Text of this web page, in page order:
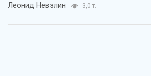
Леонид Невзлин 3,0 т.